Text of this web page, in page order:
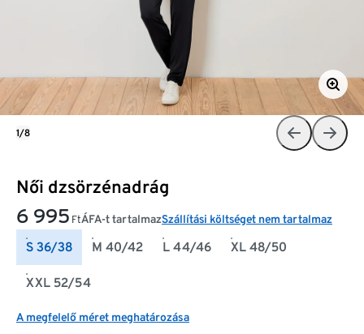
Női dzsörzénadrág
6 995 FtÁFA-t tartalmazSzállítási költséget nem tartalmaz
S 36/38 M 40/42 L 44/46 XL 48/50
XXL 52/54
A megfelelő méret meghatározása
1/8